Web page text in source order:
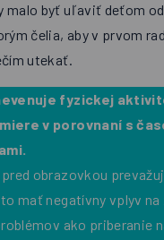
malo byť uľaviť deťom
čelia, aby v prvom
utekať.
fyzickej
v porovnaní s
obrazovkou
mať negatívny vplyv
ako priberanie